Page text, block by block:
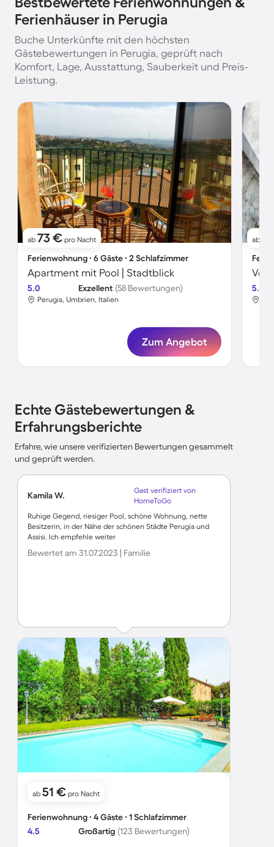
Ferienhäuser in Perugia
Buche Unterkünfte mit den höchsten
Gästebewertungen in Perugia, geprüft nach
Komfort, Lage, Ausstattung, Sauberkeit und Preis-
Leistung.
ab 73 € pro Nacht
Ferienwohnung ∙ 6 Gäste ∙ 2 Schlafzimmer
Apartment mit Pool | Stadtblick
5.0 Exzellent (58 Bewertungen)
Perugia, Umbrien, Italien
Zum Angebot
ab
Voll
5.0
Echte Gästebewertungen &
Erfahrungsberichte
Erfahre, wie unsere verifizierten Bewertungen gesammelt
und geprüft werden.
Kamila W.
Gast verifiziert von
HomeToGo
Ruhige Gegend, riesiger Pool, schöne Wohnung, nette
Besitzerin, in der Nähe der schönen Städte Perugia und
Assisi. Ich empfehle weiter
Bewertet am 31.07.2023 | Familie
ab 51 € pro Nacht
Ferienwohnung ∙ 4 Gäste ∙ 1 Schlafzimmer
4.5
Großartig (123 Bewertungen)